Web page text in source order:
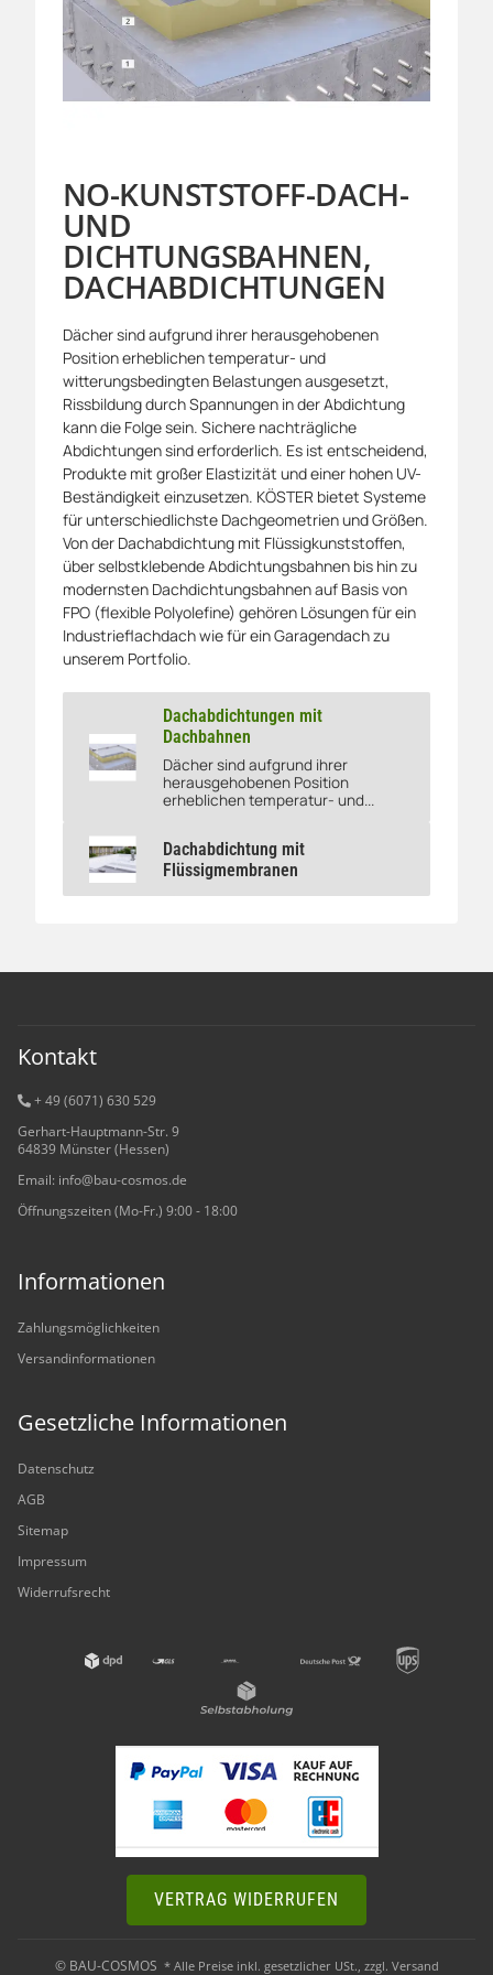
NO-KUNSTSTOFF-DACH-
UND
DICHTUNGSBAHNEN,
DACHABDICHTUNGEN
Dächer sind aufgrund ihrer herausgehobenen
Position erheblichen temperatur- und
witterungsbedingten Belastungen ausgesetzt,
Rissbildung durch Spannungen in der Abdichtung
kann die Folge sein. Sichere nachträgliche
Abdichtungen sind erforderlich. Es ist entscheidend,
Produkte mit großer Elastizität und einer hohen UV-
Beständigkeit einzusetzen. KÖSTER bietet Systeme
für unterschiedlichste Dachgeometrien und Größen.
Von der Dachabdichtung mit Flüssigkunststoffen,
über selbstklebende Abdichtungsbahnen bis hin zu
modernsten Dachdichtungsbahnen auf Basis von
FPO (flexible Polyolefine) gehören Lösungen für ein
Industrieflachdach wie für ein Garagendach zu
unserem Portfolio.
Dachabdichtungen mit Dachbahnen
Dachabdichtungen mit
Dachbahnen
Dächer sind aufgrund ihrer
herausgehobenen Position
erheblichen temperatur- und...
Dachabdichtung mit Flüssigmembranen
Dachabdichtung mit
Flüssigmembranen
Kontakt
+ 49 (6071) 630 529
Gerhart-Hauptmann-Str. 9
64839 Münster (Hessen)
Email: info@bau-cosmos.de
Öffnungszeiten (Mo-Fr.) 9:00 - 18:00
Informationen
Zahlungsmöglichkeiten
Versandinformationen
Gesetzliche Informationen
Datenschutz
AGB
Sitemap
Impressum
Widerrufsrecht
VERTRAG WIDERRUFEN
© BAU-COSMOS * Alle Preise inkl. gesetzlicher USt., zzgl. Versand